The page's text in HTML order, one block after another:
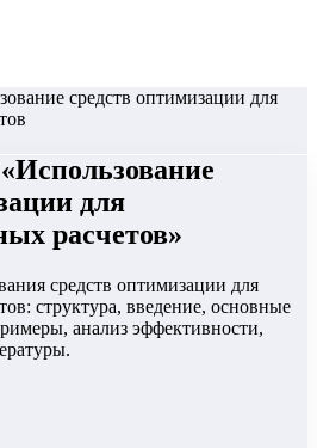
средств оптимизации для
Использование
для
расчетов»
средств оптимизации для
структура, введение, основные
анализ эффективности,